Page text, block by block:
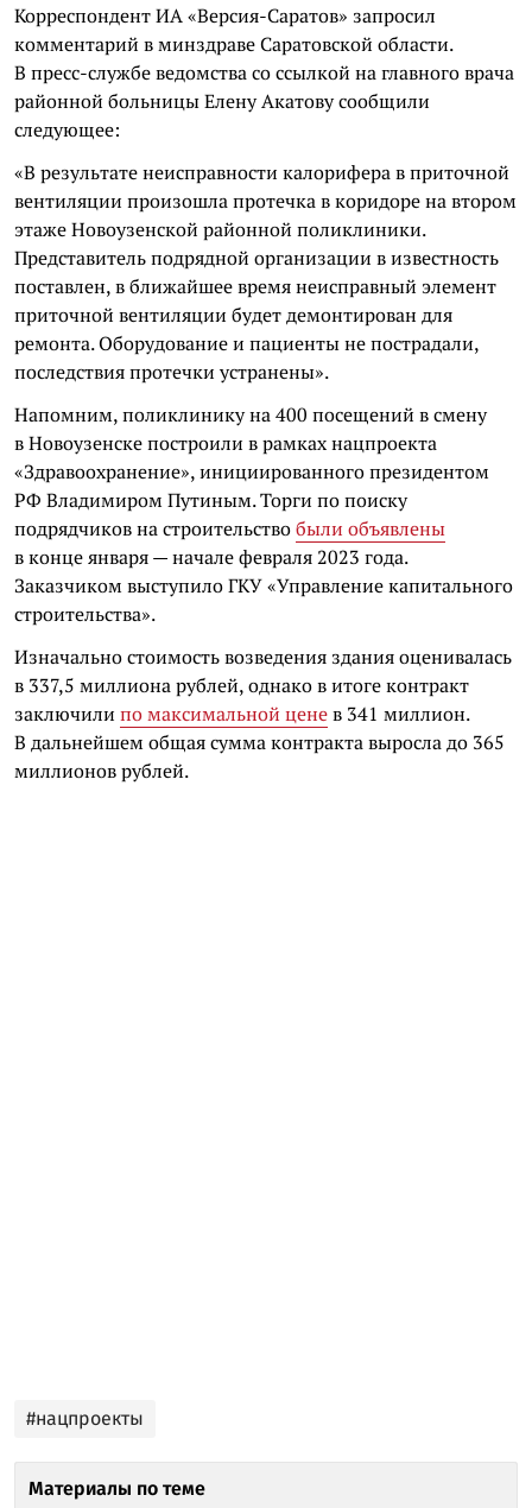
Корреспондент ИА «Версия-Саратов» запросил
комментарий в минздраве Саратовской области.
В пресс-службе ведомства со ссылкой на главного врача
районной больницы Елену Акатову сообщили
следующее:
«В результате неисправности калорифера в приточной
вентиляции произошла протечка в коридоре на втором
этаже Новоузенской районной поликлиники.
Представитель подрядной организации в известность
поставлен, в ближайшее время неисправный элемент
приточной вентиляции будет демонтирован для
ремонта. Оборудование и пациенты не пострадали,
последствия протечки устранены».
Напомним, поликлинику на 400 посещений в смену
в Новоузенске построили в рамках нацпроекта
«Здравоохранение», инициированного президентом
РФ Владимиром Путиным. Торги по поиску
подрядчиков на строительствобыли объявлены
в конце января — начале февраля 2023 года.
Заказчиком выступило ГКУ «Управление капитального
строительства».
Изначально стоимость возведения здания оценивалась
в 337,5 миллиона рублей, однако в итоге контракт
заключили по максимальной ценев 341 миллион.
В дальнейшем общая сумма контракта выросла до 365
миллионов рублей.
#нацпроекты
Материалы по теме